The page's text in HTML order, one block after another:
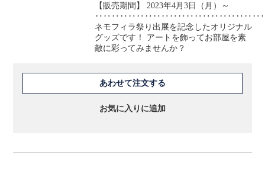
【販売期間】 2023年4月3日（月）～
ネモフィラ祭り出展を記念したオリジナル
グッズです！ アートを飾ってお部屋を素
敵に彩ってみませんか？
あわせて注文する
お気に入りに追加